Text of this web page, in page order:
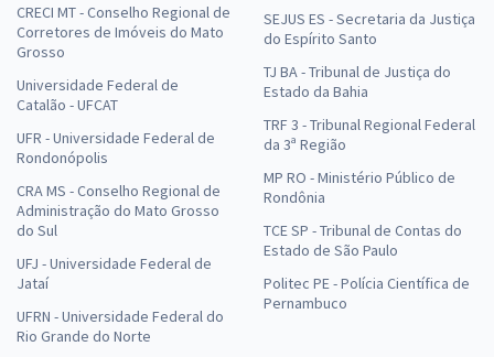
CRECI MT - Conselho Regional de
Corretores de Imóveis do Mato
Grosso
Universidade Federal de
Catalão - UFCAT
UFR - Universidade Federal de
Rondonópolis
CRA MS - Conselho Regional de
Administração do Mato Grosso
do Sul
UFJ - Universidade Federal de
Jataí
UFRN - Universidade Federal do
Rio Grande do Norte
SEJUS ES - Secretaria da Justiça
do Espírito Santo
TJ BA - Tribunal de Justiça do
Estado da Bahia
TRF 3 - Tribunal Regional Federal
da 3ª Região
MP RO - Ministério Público de
Rondônia
TCE SP - Tribunal de Contas do
Estado de São Paulo
Politec PE - Polícia Científica de
Pernambuco